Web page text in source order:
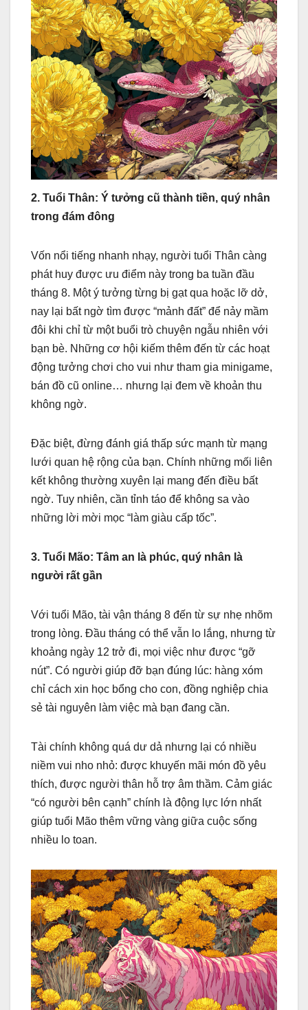
2. Tuổi Thân: Ý tưởng cũ thành tiền, quý nhân
trong đám đông
Vốn nổi tiếng nhanh nhạy, người tuổi Thân càng
phát huy được ưu điểm này trong ba tuần đầu
tháng 8. Một ý tưởng từng bị gạt qua hoặc lỡ dở,
nay lại bất ngờ tìm được “mảnh đất” để nảy mầm
đôi khi chỉ từ một buổi trò chuyện ngẫu nhiên với
bạn bè. Những cơ hội kiếm thêm đến từ các hoạt
động tưởng chơi cho vui như tham gia minigame,
bán đồ cũ online… nhưng lại đem về khoản thu
không ngờ.
Đặc biệt, đừng đánh giá thấp sức mạnh từ mạng
lưới quan hệ rộng của bạn. Chính những mối liên
kết không thường xuyên lại mang đến điều bất
ngờ. Tuy nhiên, cần tỉnh táo để không sa vào
những lời mời mọc “làm giàu cấp tốc”.
3. Tuổi Mão: Tâm an là phúc, quý nhân là
người rất gần
Với tuổi Mão, tài vận tháng 8 đến từ sự nhẹ nhõm
trong lòng. Đầu tháng có thể vẫn lo lắng, nhưng từ
khoảng ngày 12 trở đi, mọi việc như được “gỡ
nút”. Có người giúp đỡ bạn đúng lúc: hàng xóm
chỉ cách xin học bổng cho con, đồng nghiệp chia
sẻ tài nguyên làm việc mà bạn đang cần.
Tài chính không quá dư dả nhưng lại có nhiều
niềm vui nho nhỏ: được khuyến mãi món đồ yêu
thích, được người thân hỗ trợ âm thầm. Cảm giác
“có người bên cạnh” chính là động lực lớn nhất
giúp tuổi Mão thêm vững vàng giữa cuộc sống
nhiều lo toan.